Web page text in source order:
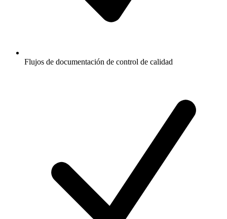
Flujos de documentación de control de calidad